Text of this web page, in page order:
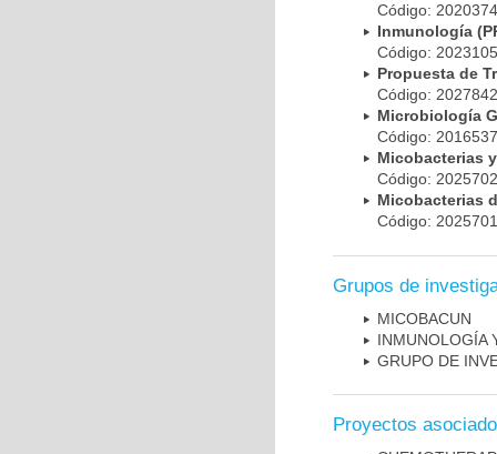
Código:
Inmunología
Código:
Propuesta de
Código:
Microbiología
Código:
Micobacterias
Código:
Micobacterias
Código:
Grupos de
MICOBAC­UN
INMUNOLOGÍA
GRUPO DE
Proyectos